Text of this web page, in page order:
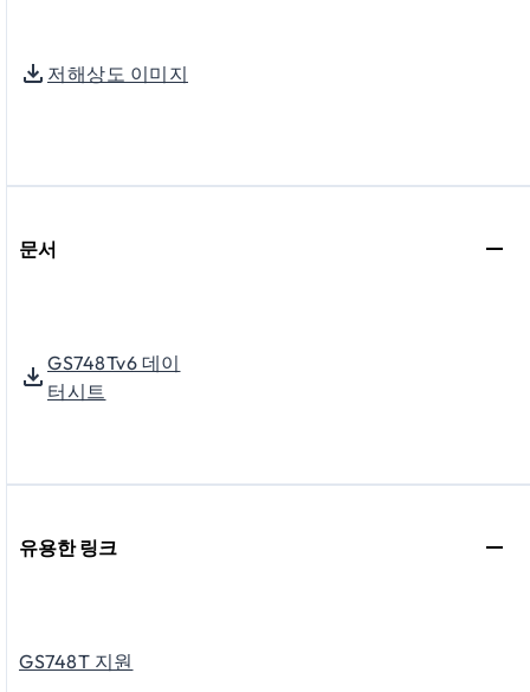
저해상도 이미지
문서
GS748Tv6 데이
터시트
유용한 링크
GS748T 지원